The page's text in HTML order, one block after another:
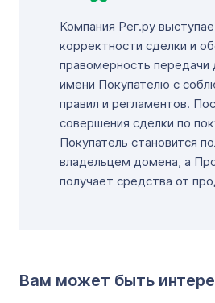
Компания Рег.ру
корректности сделки и
правомерность передачи
имени Покупателю с
правил и регламентов.
совершения сделки по
Покупатель становится
владельцем домена, а
получает средства от
Вам может быть